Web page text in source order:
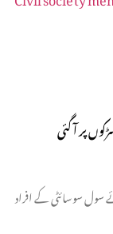
پر آ گئی
سول سوسائٹی کے افراد